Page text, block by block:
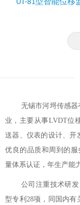
UT-81型智能位移
无锡市河埒传感器
业，主要从事LVDT位
送器、仪表的设计、开
优良的品质和周到的服
量体系认证，年生产能
公司注重技术研
型专利28项，同国内有